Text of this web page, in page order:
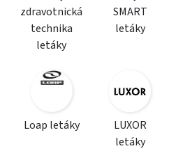
zdravotnická
technika
letáky
SMART
letáky
Loap letáky
LUXOR
letáky